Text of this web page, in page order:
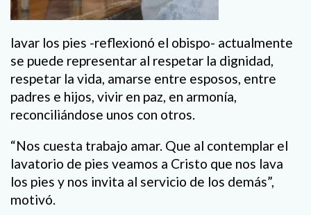
lavar los pies -reflexionó el obispo- actualmente
se puede representar al respetar la dignidad,
respetar la vida, amarse entre esposos, entre
padres e hijos, vivir en paz, en armonía,
reconciliándose unos con otros.
“Nos cuesta trabajo amar. Que al contemplar el
lavatorio de pies veamos a Cristo que nos lava
los pies y nos invita al servicio de los demás”,
motivó.